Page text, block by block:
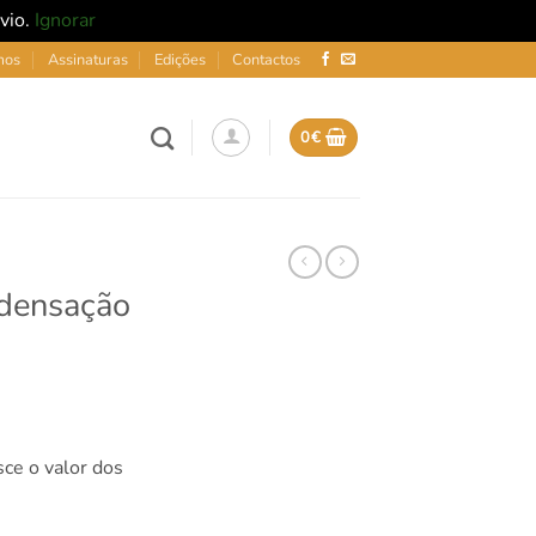
Ignorar
Assinaturas Edições Contactos
0€
o valor dos